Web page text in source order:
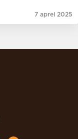
7 aprel 2025